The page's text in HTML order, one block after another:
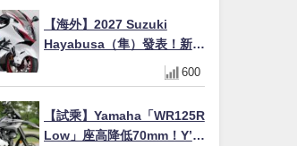
色
【海外】2027 Suzuki
Hayabusa（隼）發表！新增
Special Edition 特仕版，全
新珍珠白塗裝與專屬配備登
600
【試乘】Yamaha「WR125R
Low」座高降低70mm！Y’s